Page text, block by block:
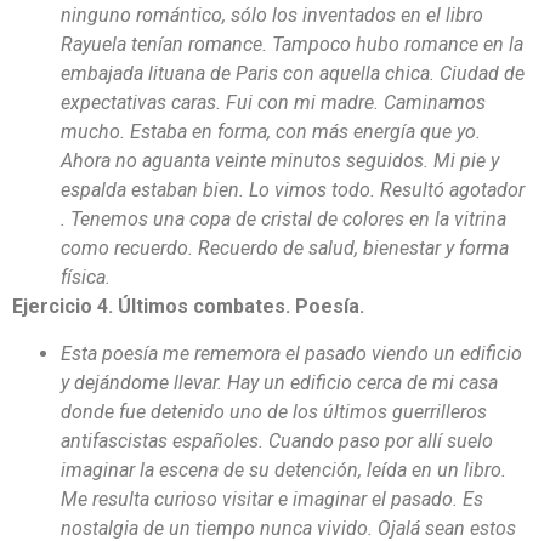
ninguno romántico, sólo los inventados en el libro
Rayuela tenían romance. Tampoco hubo romance en la
embajada lituana de Paris con aquella chica. Ciudad de
expectativas caras. Fui con mi madre. Caminamos
mucho. Estaba en forma, con más energía que yo.
Ahora no aguanta veinte minutos seguidos. Mi pie y
espalda estaban bien. Lo vimos todo. Resultó agotador
. Tenemos una copa de cristal de colores en la vitrina
como recuerdo. Recuerdo de salud, bienestar y forma
física.
Ejercicio 4. Últimos combates. Poesía.
Esta poesía me rememora el pasado viendo un edificio
y dejándome llevar. Hay un edificio cerca de mi casa
donde fue detenido uno de los últimos guerrilleros
antifascistas españoles. Cuando paso por allí suelo
imaginar la escena de su detención, leída en un libro.
Me resulta curioso visitar e imaginar el pasado. Es
nostalgia de un tiempo nunca vivido. Ojalá sean estos